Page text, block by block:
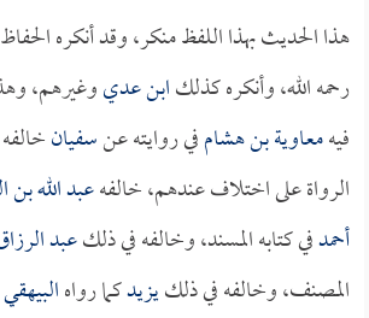
هذا الحديث بهذا اللفظ منكر، وقد أنكره
رحمه الله، وأنكره كذلكابن عديوغيرهم،
فيهمعاوية بن هشامفي روايته عنسفيان
الرواة على اختلاف عندهم، خالفهعبد الله بن
أحمدفي كتابه المسند، وخالفه في ذلكعبد
المصنف، وخالفه في ذلكيزيدكما رواهالبيهقي